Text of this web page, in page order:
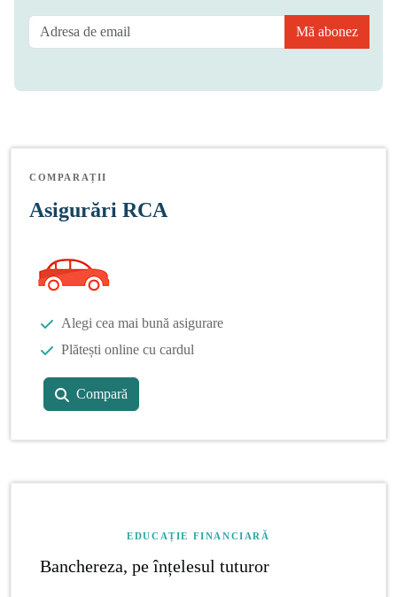
Mă abonez
COMPARAȚII
Asigurări RCA
Alegi cea mai bună asigurare
Plătești online cu cardul
Compară
EDUCAȚIE FINANCIARĂ
Banchereza, pe înțelesul tuturor